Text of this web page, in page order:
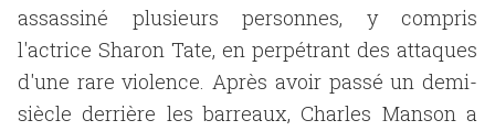
assassiné plusieurs personnes, y compris
l'actrice Sharon Tate, en perpétrant des attaques
d'une rare violence. Après avoir passé un demi-
siècle derrière les barreaux, Charles Manson a